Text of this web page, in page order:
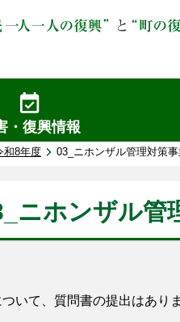
・復興情報
和8年度 03_ニホンザル管理対策
ニホンザル管
いて、質問書の提出はあり